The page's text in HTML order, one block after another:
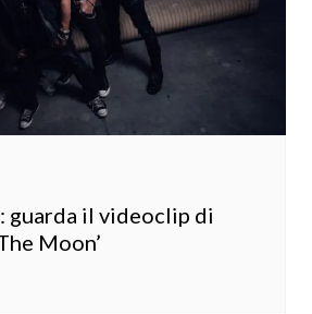
guarda il videoclip di
Moon’